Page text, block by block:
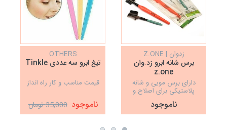
زدوان | Z.ONE
برس شانه ابرو زد.وان
z.one
دارای برس مویی و شانه
پلاستیکی برای اصلاح و
حالت دادن به ابرو
ناموجود
OTHERS
تیغ ابرو سه عددی Tinkle
قیمت مناسب و کار راه انداز
ناموجود 35,000 تومان